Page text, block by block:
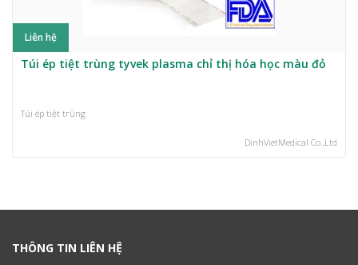
Liên hệ
Túi ép tiệt trùng tyvek plasma chỉ thị hóa học màu đỏ
Túi ép tiệt trùng
DinhVietMedical Co.,Ltd
THÔNG TIN LIÊN HỆ